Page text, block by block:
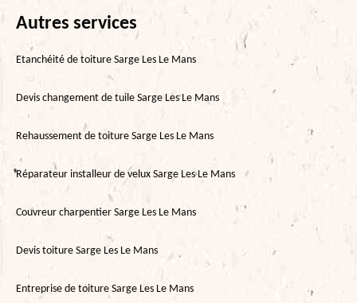
Autres services
Etanchéité de toiture Sarge Les Le Mans
Devis changement de tuile Sarge Les Le Mans
Rehaussement de toiture Sarge Les Le Mans
Réparateur installeur de velux Sarge Les Le Mans
Couvreur charpentier Sarge Les Le Mans
Devis toiture Sarge Les Le Mans
Entreprise de toiture Sarge Les Le Mans